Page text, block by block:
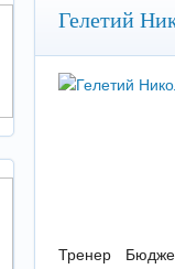
Гелетий
Тренер